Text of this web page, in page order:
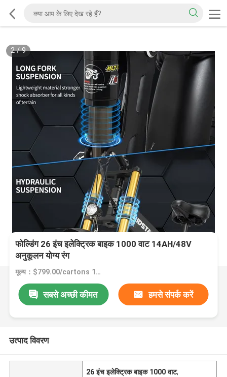
2/9
फोल्डिंग 26 इंच इलेक्ट्रिक बाइक 1000 वाट 14AH/48V
अनुकूलन योग्य रंग
मूल्य：$799.00/cartons 1-49 cartons
सबसे अच्छी कीमत हमसे संपर्क करें
उत्पाद विवरण
26 इंच इलेक्ट्रिक बाइक 1000 वाट,